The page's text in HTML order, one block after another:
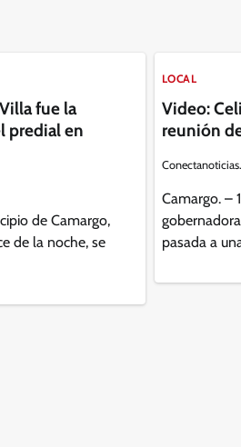
fue la
predial en
de Camargo,
de la noche, se
LOCAL
Video:
reunión
Camargo. –
pasada a